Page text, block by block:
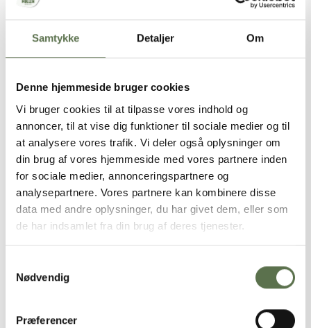
Samtykke Detaljer Om
Denne hjemmeside bruger cookies
Vi bruger cookies til at tilpasse vores indhold og
annoncer, til at vise dig funktioner til sociale medier og til
at analysere vores trafik. Vi deler også oplysninger om
din brug af vores hjemmeside med vores partnere inden
for sociale medier, annonceringspartnere og
analysepartnere. Vores partnere kan kombinere disse
data med andre oplysninger, du har givet dem, eller som
de har indsamlet fra din brug af deres tjenester.
Nødvendig
Præferencer
Øko Basis Hvedesur